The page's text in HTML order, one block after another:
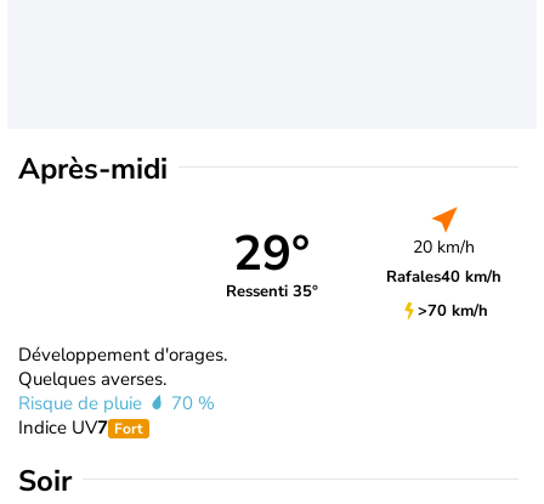
Après-midi
29°
Ressenti 35°
20 km/h
Rafales40 km/h
>70 km/h
Développement d'orages.
Quelques averses.
Risque de pluie
70 %
Indice UV7 Fort
Soir